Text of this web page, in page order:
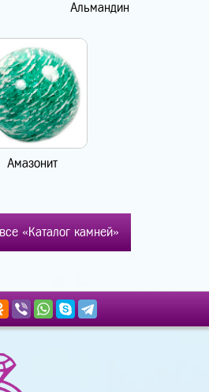
Альмандин
Амазонит
«Каталог камней»